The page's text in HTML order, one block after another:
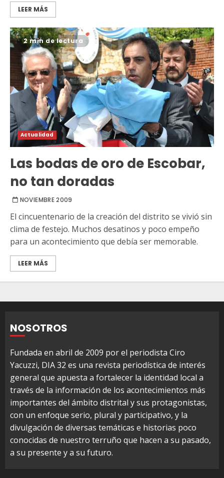
LEER MÁS
2 min de lectura
Actualidad
Las bodas de oro de Escobar,
no tan doradas
NOVIEMBRE 2009
El cincuentenario de la creación del distrito se vivió sin
clima de festejo. Muchos desatinos y poco empeño
para un acontecimiento que debía ser memorable.
LEER MÁS
NOSOTROS
Fundada en abril de 2009 por el periodista Ciro
Yacuzzi, DIA 32 es una revista periodística de interés
general que apuesta a fortalecer la identidad local a
través de la información de los acontecimientos más
importantes del ámbito distrital y sus protagonistas,
con un enfoque serio, plural y participativo, y la
divulgación de diversas temáticas e historias poco
conocidas de nuestro terruño que hacen a su pasado,
a su presente y a su futuro.